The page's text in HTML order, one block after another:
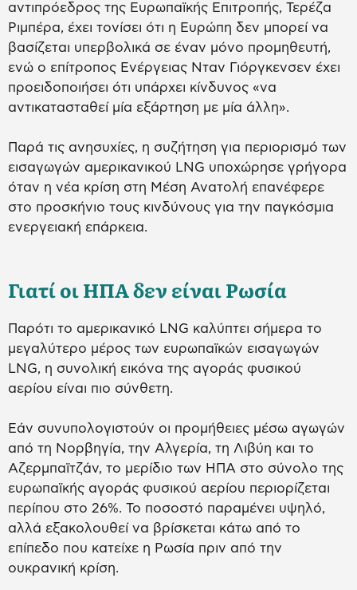
αντιπρόεδρος της Ευρωπαϊκής Επιτροπής, Τερέζα
Ριμπέρα, έχει τονίσει ότι η Ευρώπη δεν μπορεί να
βασίζεται υπερβολικά σε έναν μόνο προμηθευτή,
ενώ ο επίτροπος Ενέργειας Νταν Γιόργκενσεν έχει
προειδοποιήσει ότι υπάρχει κίνδυνος «να
αντικατασταθεί μία εξάρτηση με μία άλλη».
Παρά τις ανησυχίες, η συζήτηση για περιορισμό των
εισαγωγών αμερικανικού LNG υποχώρησε γρήγορα
όταν η νέα κρίση στη Μέση Ανατολή επανέφερε
στο προσκήνιο τους κινδύνους για την παγκόσμια
ενεργειακή επάρκεια.
Γιατί οι ΗΠΑ δεν είναι Ρωσία
Παρότι το αμερικανικό LNG καλύπτει σήμερα το
μεγαλύτερο μέρος των ευρωπαϊκών εισαγωγών
LNG, η συνολική εικόνα της αγοράς φυσικού
αερίου είναι πιο σύνθετη.
Εάν συνυπολογιστούν οι προμήθειες μέσω αγωγών
από τη Νορβηγία, την Αλγερία, τη Λιβύη και το
Αζερμπαϊτζάν, το μερίδιο των ΗΠΑ στο σύνολο της
ευρωπαϊκής αγοράς φυσικού αερίου περιορίζεται
περίπου στο 26%. Το ποσοστό παραμένει υψηλό,
αλλά εξακολουθεί να βρίσκεται κάτω από το
επίπεδο που κατείχε η Ρωσία πριν από την
ουκρανική κρίση.